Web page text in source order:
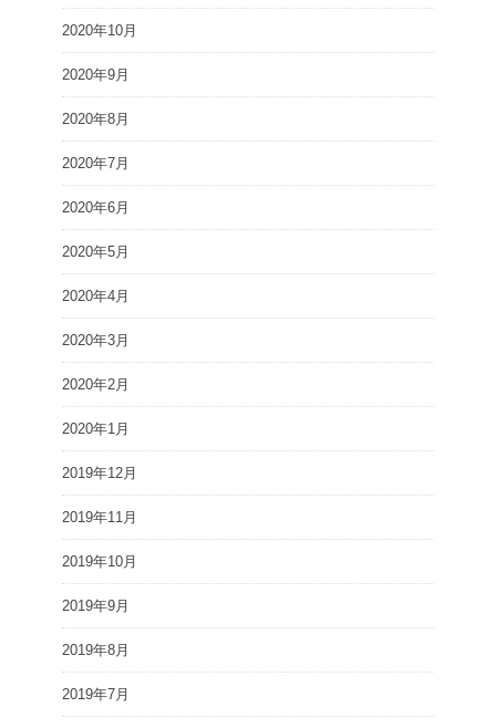
2020年10月
2020年9月
2020年8月
2020年7月
2020年6月
2020年5月
2020年4月
2020年3月
2020年2月
2020年1月
2019年12月
2019年11月
2019年10月
2019年9月
2019年8月
2019年7月